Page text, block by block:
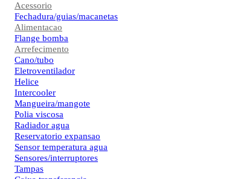
Acessorio
Fechadura/guias/macanetas
Alimentacao
Flange bomba
Arrefecimento
Cano/tubo
Eletroventilador
Helice
Intercooler
Mangueira/mangote
Polia viscosa
Radiador agua
Reservatorio expansao
Sensor temperatura agua
Sensores/interruptores
Tampas